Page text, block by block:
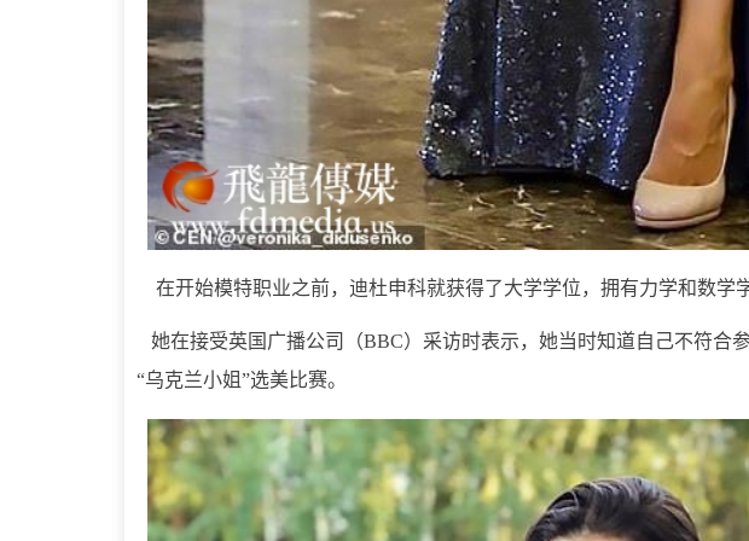
在开始模特职业之前，迪杜申科就获得了大学学位，拥有力学和数学学
她在接受英国广播公司（BBC）采访时表示，她当时知道自己不符合
“乌克兰小姐”选美比赛。